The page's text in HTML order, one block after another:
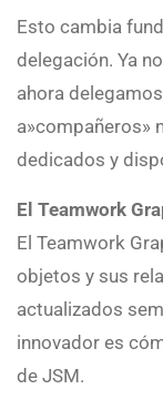
Esto cambia
delegación. Ya
ahora
a»compañeros»
dedicados y
El Teamwork
El Teamwork
objetos y sus
actualizados
innovador es
de JSM.